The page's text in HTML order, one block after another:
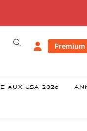
Premium
AUX USA 2026